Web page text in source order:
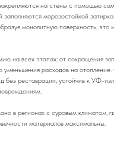
на стены с помощью
заполняются морозостойкой
монолитную поверхность, это
на всех этапах: от сокращения
уменьшения расходов на
без реставрации, устойчив к УФ-
в регионах с суровым климатом,
материалов максимальны.